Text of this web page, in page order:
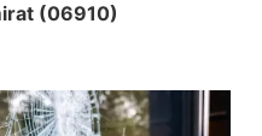
(06910)